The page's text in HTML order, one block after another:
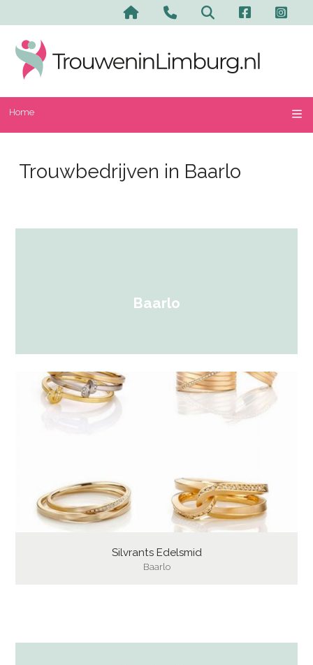
Home
Trouwbedrijven in Baarlo
Baarlo
Silvrants Edelsmid
Baarlo